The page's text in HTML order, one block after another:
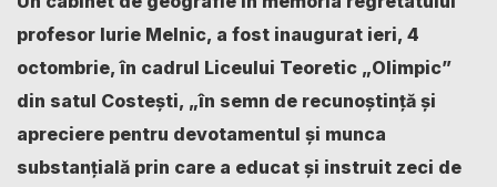
profesor Iurie Melnic, a fost inaugurat ieri, 4
octombrie, în cadrul Liceului Teoretic „Olimpic”
din satul Costești, „în semn de recunoștință și
apreciere pentru devotamentul și munca
substanțială prin care a educat și instruit zeci de